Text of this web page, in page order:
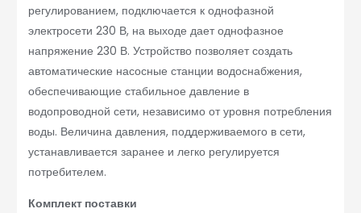
регулированием, подключается к однофазной
электросети 230 В, на выходе дает однофазное
напряжение 230 В. Устройство позволяет создать
автоматические насосные станции водоснабжения,
обеспечивающие стабильное давление в
водопроводной сети, независимо от уровня потребления
воды. Величина давления, поддерживаемого в сети,
устанавливается заранее и легко регулируется
потребителем.
Комплект поставки